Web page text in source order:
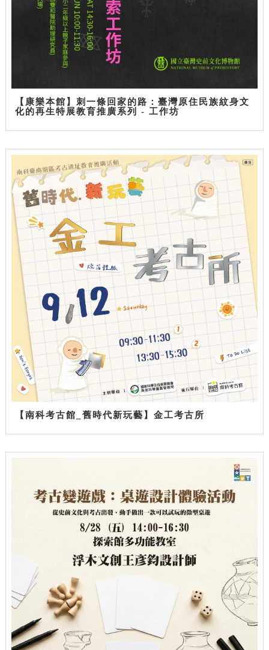
【康樂本館】刺一條回家的路：臺灣原住民族紋身文
化的再生特展教育推廣系列 - 工作坊
【南科考古館_舊時代新玩藝】金工考古所